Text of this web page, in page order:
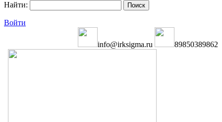
Найти:
Войти
info@irksigma.ru 89850389862